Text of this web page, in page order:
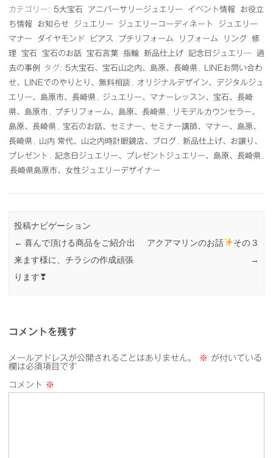
カテゴリー: 5大宝石 アニバーサリージュエリー イベント情報
お役立
ち情報
お知らせ ジュエリー ジュエリーコーディネート
ジュエリー
マナー
ダイヤモンド ピアス プチリフォーム リフォーム リング
修
理
宝石 宝石のお話 宝石言葉 指輪 新品仕上げ 記念日ジュエリ―
過
去の事例
タグ: 5大宝石、宝石山之内、島原、長崎県
LINEお問い合わ
せ、LINEでのやりとり、無料相談
オリジナルデザイン、デジタルジュ
エリー、島原市、長崎県
ジュエリー、マナーレッスン、宝石、長崎
県、島原市
プチリフォーム、島原、長崎県
リモデルカウンセラー、
島原、長崎県
宝石のお話、セミナー、セミナー講師、マナー、島原、
長崎県
山内 常代、山之内時計眼鏡店、ブログ
新品仕上げ、お譲り、
プレゼント
記念日ジュエリー、プレゼントジュエリー、島原、長崎県
長崎県島原市、女性ジュエリーデザイナー
投稿ナビゲーション
← 喜んで頂ける商品をご紹介出
来ます様に、チラシの作成頑張
ります❣
アクアマリンのお話
その３
→
コメントを残す
メールアドレスが公開されることはありません。 ※ が付いている
欄は必須項目です
コメント ※